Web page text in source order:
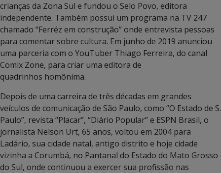
crianças da Zona Sul e fundou o Selo Povo, editora
independente. Também possui um programa na TV 247
chamado “Ferréz em construção” onde entrevista pessoas
para comentar sobre cultura. Em junho de 2019 anunciou
uma parceria com o YouTuber Thiago Ferreira, do canal
Comix Zone, para criar uma editora de
quadrinhos homônima.
Depois de uma carreira de três décadas em grandes
veículos de comunicação de São Paulo, como “O Estado de S.
Paulo”, revista “Placar”, “Diário Popular” e ESPN Brasil, o
jornalista Nelson Urt, 65 anos, voltou em 2004 para
Ladário, sua cidade natal, antigo distrito e hoje cidade
vizinha a Corumbá, no Pantanal do Estado do Mato Grosso
do Sul, onde continuou a exercer sua profissão nas